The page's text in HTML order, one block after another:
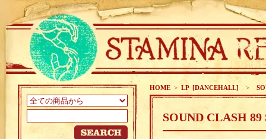
HOME > LP [DANCEHALL] >
SOUND CLASH 89